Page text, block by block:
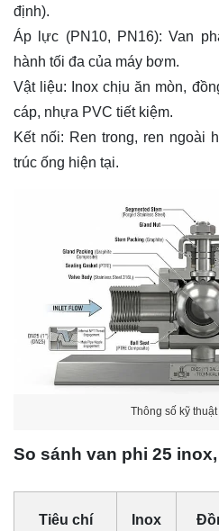
định).
Áp lực (PN10, PN16): Van
hành tối đa của máy bơm.
Vật liệu: Inox chịu ăn mòn,
cáp, nhựa PVC tiết kiệm.
Kết nối: Ren trong, ren ngoài
trúc ống hiện tại.
Thông số kỹ
So sánh van phi 25
Tiêu chí Inox